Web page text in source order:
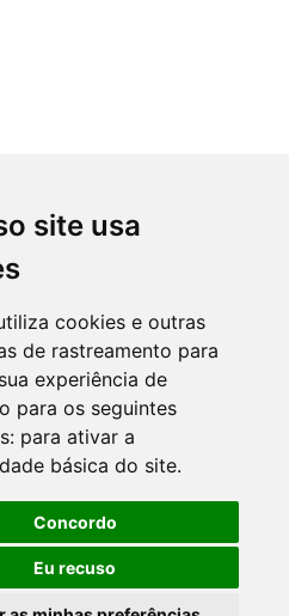
site usa
cookies e outras
de rastreamento para
experiência de
para os seguintes
para ativar a
básica do site.
Concordo
Eu recuso
ISSN: 2317-3688 foi
divulgação científica do
(NUPPER) da
destinava-se a
originais nas áreas de
e da Religião.
ISSN: 2317-
em 26 de março de